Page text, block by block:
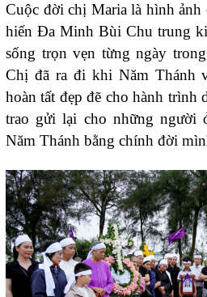
Cuộc đời chị Maria là hình
hiến Đa Minh Bùi Chu trung
sống trọn vẹn từng ngày
Chị đã ra đi khi Năm Thánh
hoàn tất đẹp đẽ cho hành trình
trao gửi lại cho những người
Năm Thánh bằng chính đời